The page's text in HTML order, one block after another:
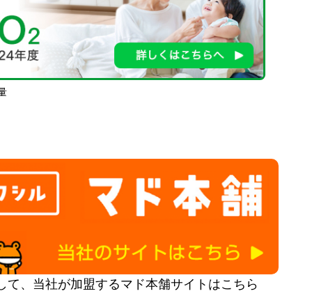
て、当社が加盟するマド本舗サイトはこちら